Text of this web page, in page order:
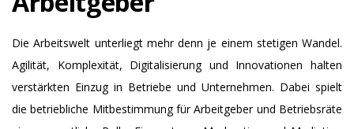
Die Arbeitswelt unterliegt mehr denn je einem stetigen Wandel.
Agilität, Komplexität, Digitalisierung und Innovationen halten
verstärkten Einzug in Betriebe und Unternehmen. Dabei spielt
die betriebliche Mitbestimmung für Arbeitgeber und Betriebsräte